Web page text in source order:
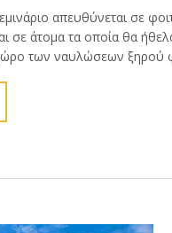
απευθύνεται σε
σε άτομα τα οποία θα
των ναυλώσεων ξηρού